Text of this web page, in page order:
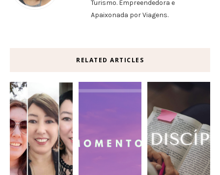
Turismo. Empreendedora e
Apaixonada por Viagens.
RELATED ARTICLES